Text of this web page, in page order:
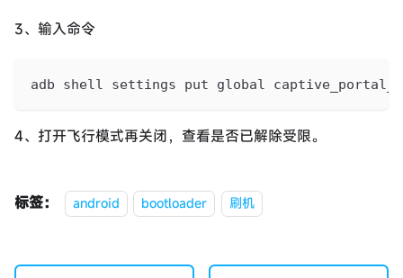
3、输入命令
adb shell settings put global
4、打开飞行模式再关闭，查看是否已解除受限。
标签： android bootloader 刷机